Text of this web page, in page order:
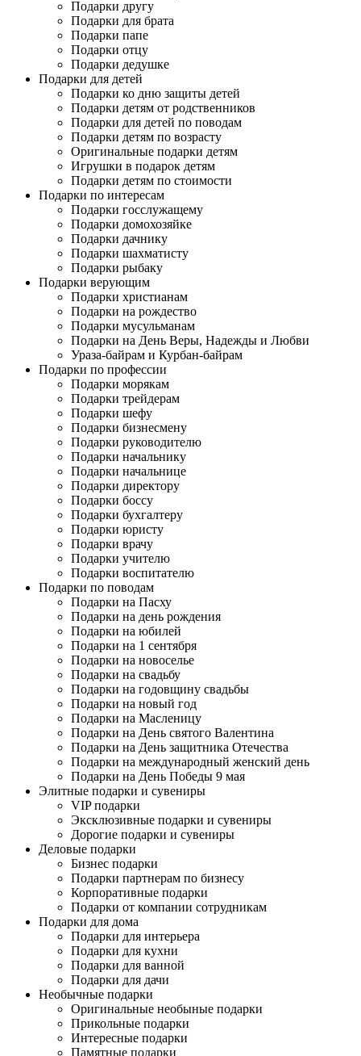
Подарки другу
Подарки для брата
Подарки папе
Подарки отцу
Подарки дедушке
Подарки для детей
Подарки ко дню защиты детей
Подарки детям от родственников
Подарки для детей по поводам
Подарки детям по возрасту
Оригинальные подарки детям
Игрушки в подарок детям
Подарки детям по стоимости
Подарки по интересам
Подарки госслужащему
Подарки домохозяйке
Подарки дачнику
Подарки шахматисту
Подарки рыбаку
Подарки верующим
Подарки христианам
Подарки на рождество
Подарки мусульманам
Подарки на День Веры, Надежды и Любви
Ураза-байрам и Курбан-байрам
Подарки по профессии
Подарки морякам
Подарки трейдерам
Подарки шефу
Подарки бизнесмену
Подарки руководителю
Подарки начальнику
Подарки начальнице
Подарки директору
Подарки боссу
Подарки бухгалтеру
Подарки юристу
Подарки врачу
Подарки учителю
Подарки воспитателю
Подарки по поводам
Подарки на Пасху
Подарки на день рождения
Подарки на юбилей
Подарки на 1 сентября
Подарки на новоселье
Подарки на свадьбу
Подарки на годовщину свадьбы
Подарки на новый год
Подарки на Масленицу
Подарки на День святого Валентина
Подарки на День защитника Отечества
Подарки на международный женский день
Подарки на День Победы 9 мая
Элитные подарки и сувениры
VIP подарки
Эксклюзивные подарки и сувениры
Дорогие подарки и сувениры
Деловые подарки
Бизнес подарки
Подарки партнерам по бизнесу
Корпоративные подарки
Подарки от компании сотрудникам
Подарки для дома
Подарки для интерьера
Подарки для кухни
Подарки для ванной
Подарки для дачи
Необычные подарки
Оригинальные необыные подарки
Прикольные подарки
Интересные подарки
Памятные подарки